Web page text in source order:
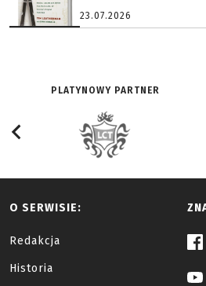
23.07.2026
PLATYNOWY PARTNER
O SERWISIE:
Redakcja
Historia